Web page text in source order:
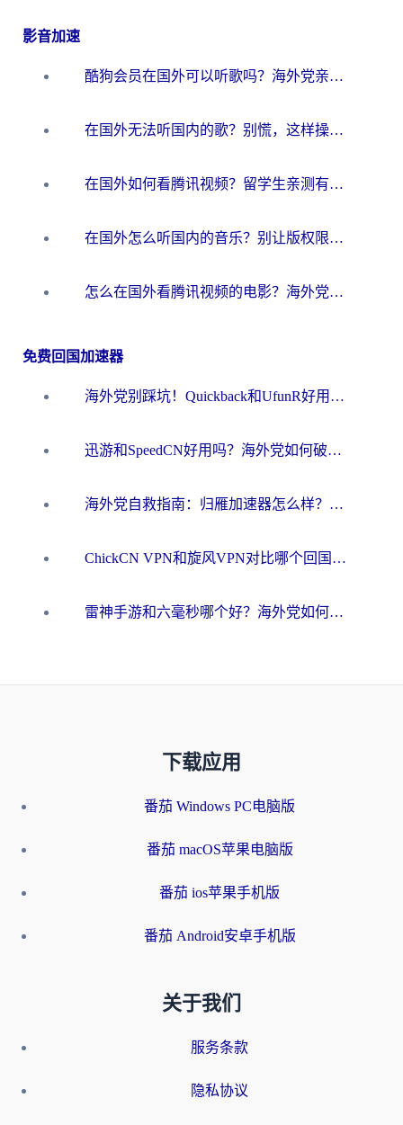
影音加速
酷狗会员在国外可以听歌吗？海外党亲测有效：3步解决音乐权限难题
在国外无法听国内的歌？别慌，这样操作就能畅听QQ音乐（附亲测加速器推荐）
在国外如何看腾讯视频？留学生亲测有效的回国加速方案
在国外怎么听国内的音乐？别让版权限制断了你的华语歌单
怎么在国外看腾讯视频的电影？海外党亲测有效的回国加速指南
免费回国加速器
海外党别踩坑！Quickback和UfunR好用吗？选对回国加速器才能无缝刷国内资源
迅游和SpeedCN好用吗？海外党如何破解那道看不见的墙
海外党自救指南：归雁加速器怎么样？教你避开坑实现国内资源无缝访问
ChickCN VPN和旋风VPN对比哪个回国效果更好？海外用户的选择困境与出路
雷神手游和六毫秒哪个好？海外党如何真正解锁国内资源
下载应用
番茄 Windows PC电脑版
番茄 macOS苹果电脑版
番茄 ios苹果手机版
番茄 Android安卓手机版
关于我们
服务条款
隐私协议